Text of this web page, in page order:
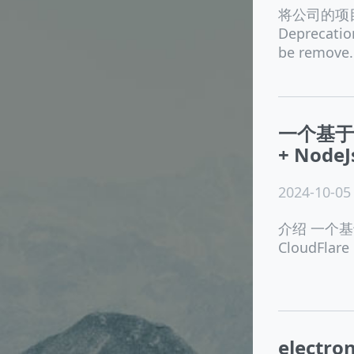
将公司的
be
一个基
+
2024-10-
介绍 一个
CloudFlare